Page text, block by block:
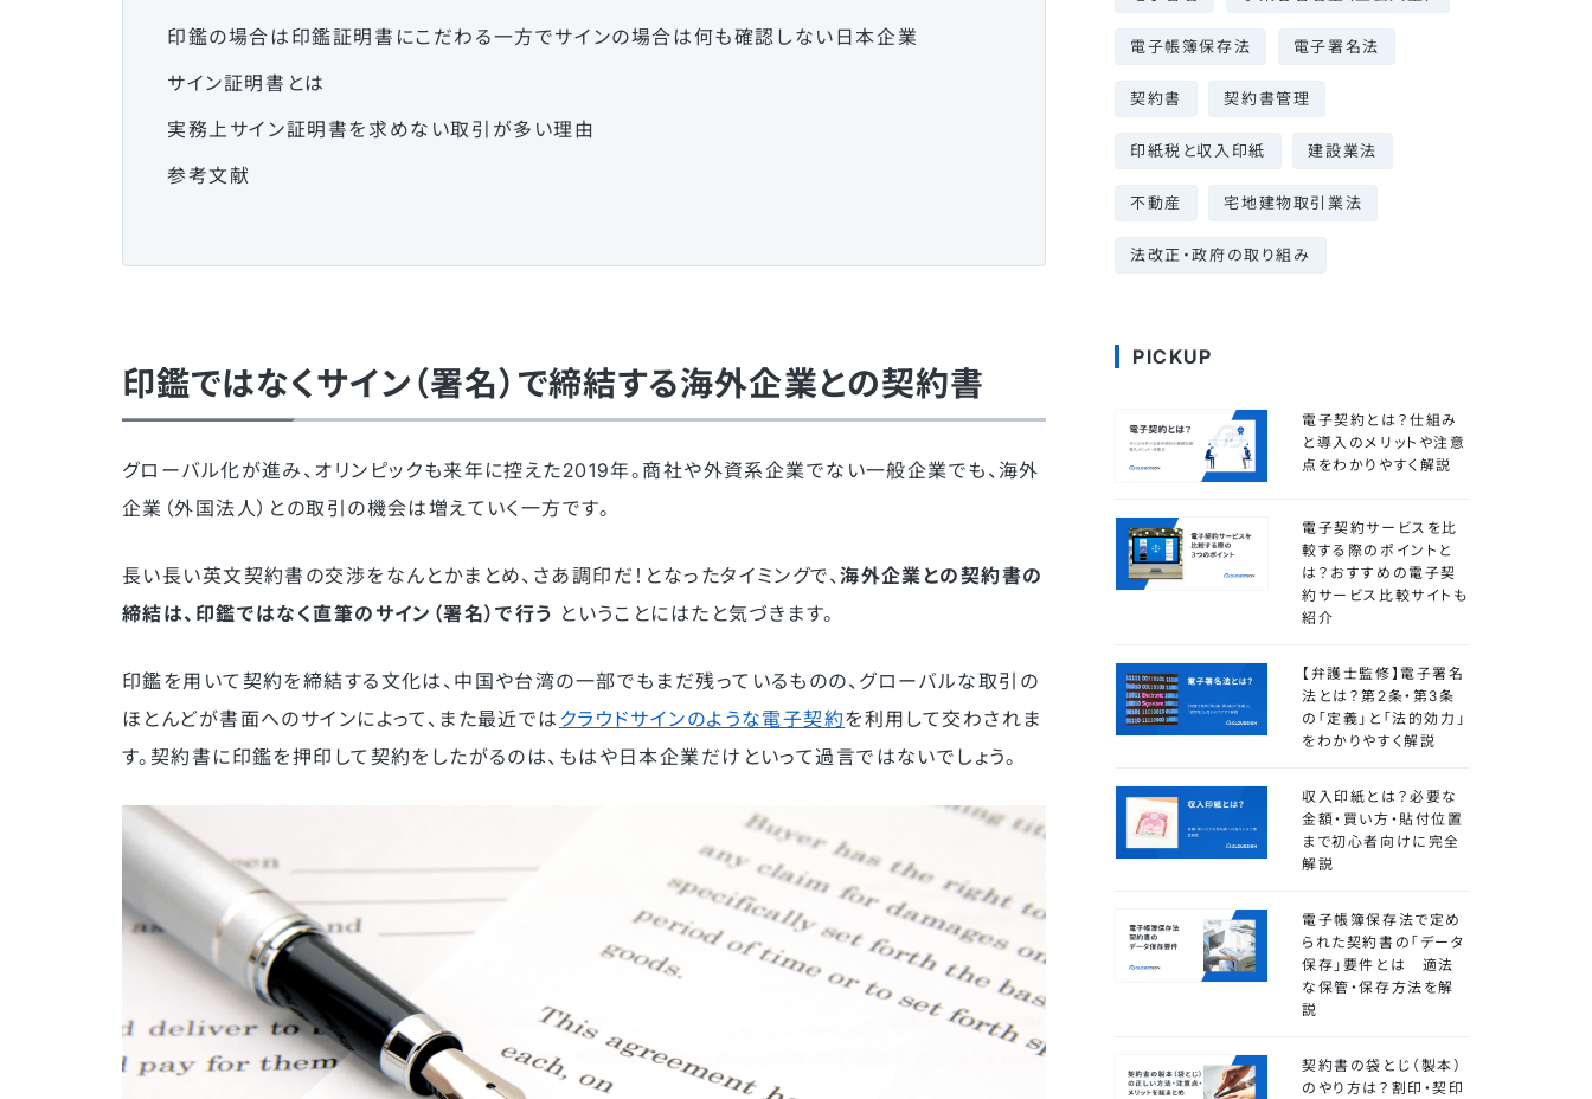
印鑑の場合は印鑑証明書にこだわる一方でサインの場合は何も確認しない日本企業
サイン証明書とは
実務上サイン証明書を求めない取引が多い理由
参考文献
印鑑ではなくサイン（署名）で締結する海外企業との契約書
グローバル化が進み、オリンピックも来年に控えた2019年。商社や外資系企業でない一般企業でも、海外
企業（外国法人）との取引の機会は増えていく一方です。
長い長い英文契約書の交渉をなんとかまとめ、さあ調印だ！となったタイミングで、海外企業との契約書の
締結は、印鑑ではなく直筆のサイン（署名）で行う ということにはたと気づきます。
印鑑を用いて契約を締結する文化は、中国や台湾の一部でもまだ残っているものの、グローバルな取引の
ほとんどが書面へのサインによって、また最近では クラウドサインのような電子契約を利用して交わされま
す。契約書に印鑑を押印して契約をしたがるのは、もはや日本企業だけといって過言ではないでしょう。
電子帳簿保存法 電子署名法
契約書 契約書管理
印紙税と収入印紙 建設業法
不動産 宅地建物取引業法
法改正・政府の取り組み
PICKUP
電子契約とは？仕組み
と導入のメリットや注意
点をわかりやすく解説
電子契約サービスを比
較する際のポイントと
は？おすすめの電子契
約サービス比較サイトも
紹介
【弁護士監修】電子署名
法とは？第2条・第3条
の「定義」と「法的効力」
をわかりやすく解説
収入印紙とは？必要な
金額・買い方・貼付位置
まで初心者向けに完全
解説
電子帳簿保存法で定め
られた契約書の「データ
保存」要件とは 適法
な保管・保存方法を解
説
契約書の袋とじ（製本）
のやり方は？割印・契印